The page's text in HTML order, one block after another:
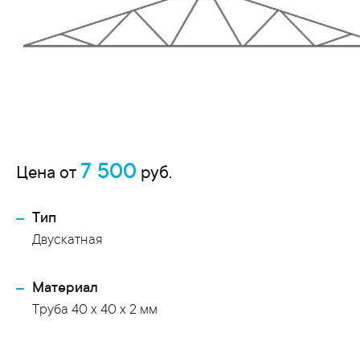
Цена от 7 500 руб.
Тип
Двускатная
Материал
Труба 40 x 40 x 2 мм